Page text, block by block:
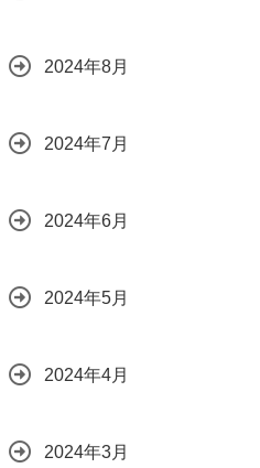
2024年8月
2024年7月
2024年6月
2024年5月
2024年4月
2024年3月